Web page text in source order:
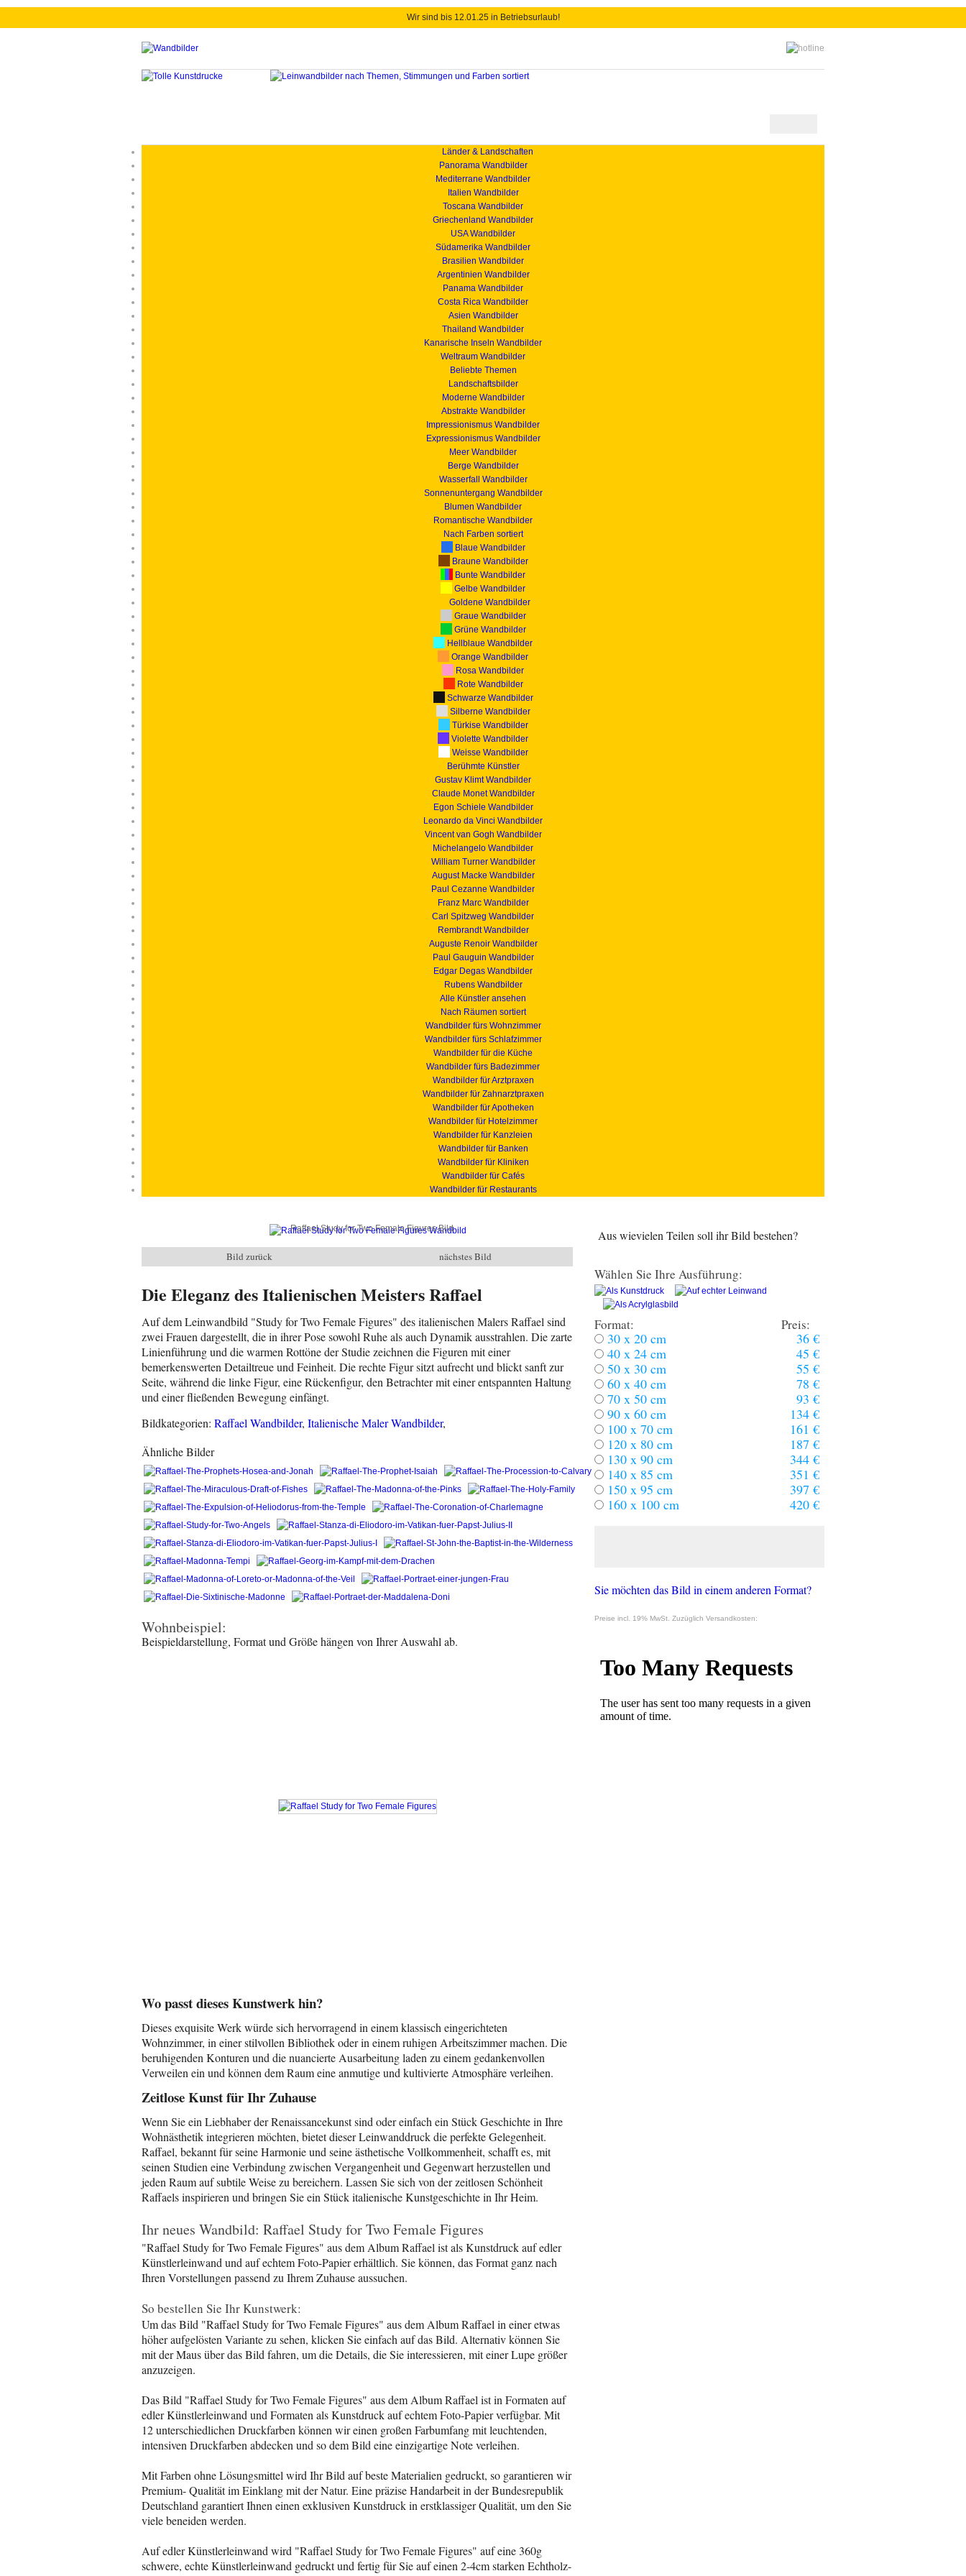
Wir sind bis 12.01.25 in Betriebsurlaub!
Länder & Landschaften
Panorama Wandbilder
Mediterrane Wandbilder
Italien Wandbilder
Toscana Wandbilder
Griechenland Wandbilder
USA Wandbilder
Südamerika Wandbilder
Brasilien Wandbilder
Argentinien Wandbilder
Panama Wandbilder
Costa Rica Wandbilder
Asien Wandbilder
Thailand Wandbilder
Kanarische Inseln Wandbilder
Weltraum Wandbilder
Beliebte Themen
Landschaftsbilder
Moderne Wandbilder
Abstrakte Wandbilder
Impressionismus Wandbilder
Expressionismus Wandbilder
Meer Wandbilder
Berge Wandbilder
Wasserfall Wandbilder
Sonnenuntergang Wandbilder
Blumen Wandbilder
Romantische Wandbilder
Nach Farben sortiert
Blaue Wandbilder
Braune Wandbilder
Bunte Wandbilder
Gelbe Wandbilder
Goldene Wandbilder
Graue Wandbilder
Grüne Wandbilder
Hellblaue Wandbilder
Orange Wandbilder
Rosa Wandbilder
Rote Wandbilder
Schwarze Wandbilder
Silberne Wandbilder
Türkise Wandbilder
Violette Wandbilder
Weisse Wandbilder
Berühmte Künstler
Gustav Klimt Wandbilder
Claude Monet Wandbilder
Egon Schiele Wandbilder
Leonardo da Vinci Wandbilder
Vincent van Gogh Wandbilder
Michelangelo Wandbilder
William Turner Wandbilder
August Macke Wandbilder
Paul Cezanne Wandbilder
Franz Marc Wandbilder
Carl Spitzweg Wandbilder
Rembrandt Wandbilder
Auguste Renoir Wandbilder
Paul Gauguin Wandbilder
Edgar Degas Wandbilder
Rubens Wandbilder
Alle Künstler ansehen
Nach Räumen sortiert
Wandbilder fürs Wohnzimmer
Wandbilder fürs Schlafzimmer
Wandbilder für die Küche
Wandbilder fürs Badezimmer
Wandbilder für Arztpraxen
Wandbilder für Zahnarztpraxen
Wandbilder für Apotheken
Wandbilder für Hotelzimmer
Wandbilder für Kanzleien
Wandbilder für Banken
Wandbilder für Kliniken
Wandbilder für Cafés
Wandbilder für Restaurants
Raffael Study for Two Female Figures Bild
Bild zurück nächstes Bild
Die Eleganz des Italienischen Meisters Raffael
Auf dem Leinwandbild "Study for Two Female Figures" des italienischen Malers Raffael sind
zwei Frauen dargestellt, die in ihrer Pose sowohl Ruhe als auch Dynamik ausstrahlen. Die zarte
Linienführung und die warmen Rottöne der Studie zeichnen die Figuren mit einer
bemerkenswerten Detailtreue und Feinheit. Die rechte Figur sitzt aufrecht und blickt sanft zur
Seite, während die linke Figur, eine Rückenfigur, den Betrachter mit einer entspannten Haltung
und einer fließenden Bewegung einfängt.
Bildkategorien: Raffael Wandbilder, Italienische Maler Wandbilder,
Ähnliche Bilder
Wohnbeispiel:
Beispieldarstellung, Format und Größe hängen von Ihrer Auswahl ab.
Wo passt dieses Kunstwerk hin?
Dieses exquisite Werk würde sich hervorragend in einem klassisch eingerichteten
Wohnzimmer, in einer stilvollen Bibliothek oder in einem ruhigen Arbeitszimmer machen. Die
beruhigenden Konturen und die nuancierte Ausarbeitung laden zu einem gedankenvollen
Verweilen ein und können dem Raum eine anmutige und kultivierte Atmosphäre verleihen.
Zeitlose Kunst für Ihr Zuhause
Wenn Sie ein Liebhaber der Renaissancekunst sind oder einfach ein Stück Geschichte in Ihre
Wohnästhetik integrieren möchten, bietet dieser Leinwanddruck die perfekte Gelegenheit.
Raffael, bekannt für seine Harmonie und seine ästhetische Vollkommenheit, schafft es, mit
seinen Studien eine Verbindung zwischen Vergangenheit und Gegenwart herzustellen und
jeden Raum auf subtile Weise zu bereichern. Lassen Sie sich von der zeitlosen Schönheit
Raffaels inspirieren und bringen Sie ein Stück italienische Kunstgeschichte in Ihr Heim.
Ihr neues Wandbild: Raffael Study for Two Female Figures
"Raffael Study for Two Female Figures" aus dem Album Raffael ist als Kunstdruck auf edler
Künstlerleinwand und auf echtem Foto-Papier erhältlich. Sie können, das Format ganz nach
Ihren Vorstellungen passend zu Ihrem Zuhause aussuchen.
So bestellen Sie Ihr Kunstwerk:
Um das Bild "Raffael Study for Two Female Figures" aus dem Album Raffael in einer etwas
höher aufgelösten Variante zu sehen, klicken Sie einfach auf das Bild. Alternativ können Sie
mit der Maus über das Bild fahren, um die Details, die Sie interessieren, mit einer Lupe größer
anzuzeigen.
Das Bild "Raffael Study for Two Female Figures" aus dem Album Raffael ist in Formaten auf
edler Künstlerleinwand und Formaten als Kunstdruck auf echtem Foto-Papier verfügbar. Mit
12 unterschiedlichen Druckfarben können wir einen großen Farbumfang mit leuchtenden,
intensiven Druckfarben abdecken und so dem Bild eine einzigartige Note verleihen.
Mit Farben ohne Lösungsmittel wird Ihr Bild auf beste Materialien gedruckt, so garantieren wir
Premium- Qualität im Einklang mit der Natur. Eine präzise Handarbeit in der Bundesrepublik
Deutschland garantiert Ihnen einen exklusiven Kunstdruck in erstklassiger Qualität, um den Sie
viele beneiden werden.
Auf edler Künstlerleinwand wird "Raffael Study for Two Female Figures" auf eine 360g
schwere, echte Künstlerleinwand gedruckt und fertig für Sie auf einen 2-4cm starken Echtholz-
Aus wievielen Teilen soll ihr Bild bestehen?
Wählen Sie Ihre Ausführung:
Format: Preis:
30 x 20 cm
36 €
40 x 24 cm
45 €
50 x 30 cm
55 €
60 x 40 cm
78 €
70 x 50 cm
93 €
90 x 60 cm
134 €
100 x 70 cm
161 €
120 x 80 cm
187 €
130 x 90 cm
344 €
140 x 85 cm
351 €
150 x 95 cm
397 €
160 x 100 cm
420 €
Sie möchten das Bild in einem anderen Format?
Preise incl. 19% MwSt. Zuzüglich Versandkosten: